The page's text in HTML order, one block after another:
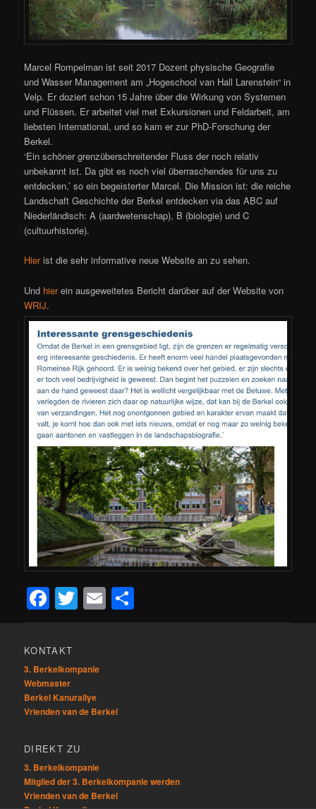
Marcel Rompelman ist seit 2017 Dozent physische Geografie
und Wasser Management am „Hogeschool van Hall Larenstein“ in
Velp. Er doziert schon 15 Jahre über die Wirkung von Systemen
und Flüssen. Er arbeitet viel met Exkursionen und Feldarbeit, am
liebsten International, und so kam er zur PhD-Forschung der
Berkel.
‘Ein schöner grenzüberschreitender Fluss der noch relativ
unbekannt ist. Da gibt es noch viel überraschendes für uns zu
entdecken,’ so ein begeisterter Marcel. Die Mission ist: die reiche
Landschaft Geschichte der Berkel entdecken via das ABC auf
Niederländisch: A (aardwetenschap), B (biologie) und C
(cultuurhistorie).
Hierist die sehr informative neue Website an zu sehen.
Und hierein ausgeweitetes Bericht darüber auf der Website von
WRIJ.
Facebook
Twitter
Email
KONTAKT
3. Berkelkompanie
Webmaster
Berkel Kanurallye
Vrienden van de Berkel
DIREKT ZU
3. Berkelkompanie
Mitglied der 3. Berkelkompanie werden
Vrienden van de Berkel